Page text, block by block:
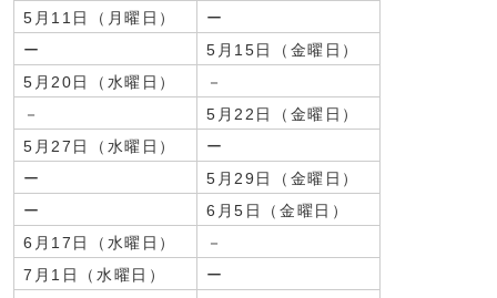
5月11日（月曜日）
ー
ー
5月15日（金曜日）
5月20日（水曜日）
－
－
5月22日（金曜日）
5月27日（水曜日）
ー
ー
5月29日（金曜日）
ー
6月5日（金曜日）
6月17日（水曜日）
－
7月1日（水曜日）
ー